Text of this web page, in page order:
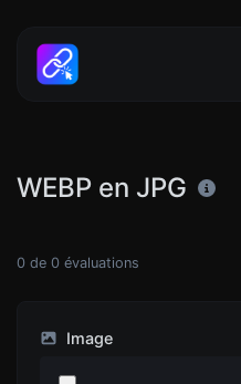
WEBP en JPG
0 de 0 évaluations
Image